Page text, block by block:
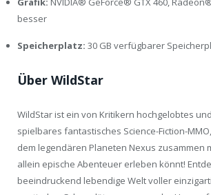
besser
Speicherplatz: 30 GB verfügbarer
Über WildStar
WildStar ist ein von Kritikern hochgelobtes
spielbares fantastisches Science-Fiction-
dem legendären Planeten Nexus zusammen
allein epische Abenteuer erleben könnt!
beeindruckend lebendige Welt voller